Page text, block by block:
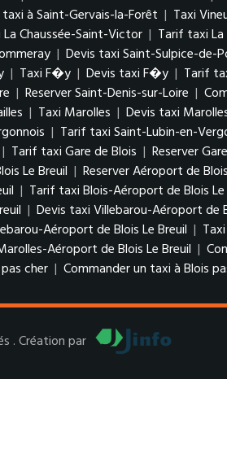
à Saint-Gervais-la-Forêt | Taxi
Chaussée-Saint-Victor | Tarif taxi
| Devis taxi Saint-Sulpice-de-
| Taxi F�y | Devis taxi F�y | Tarif
| Reserver Saint-Denis-sur-Loire |
| Taxi Marolles | Devis taxi
| Tarif taxi Saint-Lubin-en-
| Tarif taxi Gare de Blois | Reserver
Le Breuil | Reserver Aéroport de
| Tarif taxi Blois-Aéroport de Blois Le
| Devis taxi Villebarou-Aéroport de
Aéroport de Blois Le Breuil |
Aéroport de Blois Le Breuil |
cher | Commander un taxi à Blois
. Création par